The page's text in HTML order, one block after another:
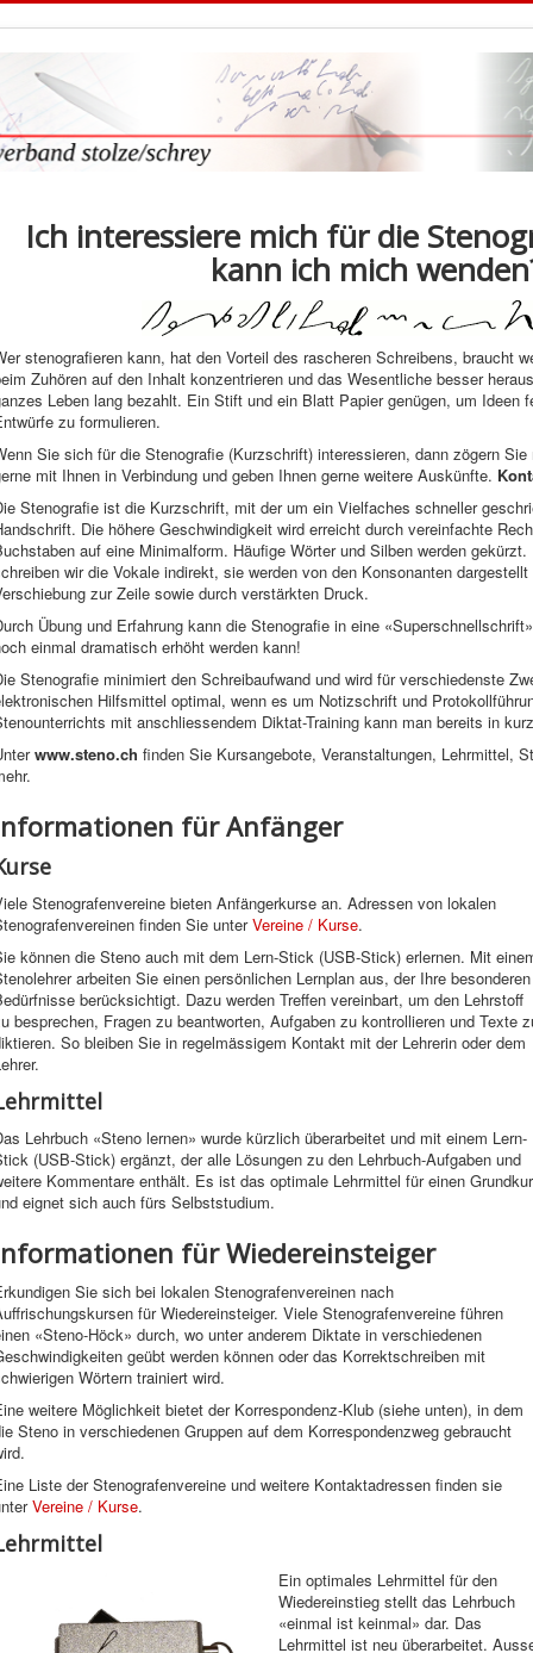
Ich interessiere mich für die
kann ich mich
stenografieren kann, hat den Vorteil des rascheren Schreibens, braucht
Zuhören auf den Inhalt konzentrieren und das Wesentliche besser
Leben lang bezahlt. Ein Stift und ein Blatt Papier genügen, um Ideen
zu formulieren.
Sie sich für die Stenografie (Kurzschrift) interessieren, dann zögern
mit Ihnen in Verbindung und geben Ihnen gerne weitere Auskünfte.
Stenografie ist die Kurzschrift, mit der um ein Vielfaches schneller
Die höhere Geschwindigkeit wird erreicht durch vereinfachte
auf eine Minimalform. Häufige Wörter und Silben werden
wir die Vokale indirekt, sie werden von den Konsonanten
zur Zeile sowie durch verstärkten Druck.
Übung und Erfahrung kann die Stenografie in eine
einmal dramatisch erhöht werden kann!
Stenografie minimiert den Schreibaufwand und wird für verschiedenste
Hilfsmittel optimal, wenn es um Notizschrift und
mit anschliessendem Diktat-Training kann man bereits in
www.steno.ch finden Sie Kursangebote, Veranstaltungen, Lehrmittel,
für Anfänger
Stenografenvereine bieten Anfängerkurse an. Adressen von lokalen
finden Sie unterVereine / Kurse.
können die Steno auch mit dem Lern-Stick (USB-Stick) erlernen. Mit
arbeiten Sie einen persönlichen Lernplan aus, der Ihre besonderen
berücksichtigt. Dazu werden Treffen vereinbart, um den Lehrstoff
besprechen, Fragen zu beantworten, Aufgaben zu kontrollieren und Texte
So bleiben Sie in regelmässigem Kontakt mit der Lehrerin oder dem
Lehrbuch «Steno lernen» wurde kürzlich überarbeitet und mit einem Lern-
(USB-Stick) ergänzt, der alle Lösungen zu den Lehrbuch-Aufgaben und
Kommentare enthält. Es ist das optimale Lehrmittel für einen
eignet sich auch fürs Selbststudium.
für Wiedereinsteiger
Sie sich bei lokalen Stenografenvereinen nach
für Wiedereinsteiger. Viele Stenografenvereine führen
«Steno-Höck» durch, wo unter anderem Diktate in verschiedenen
geübt werden können oder das Korrektschreiben mit
Wörtern trainiert wird.
weitere Möglichkeit bietet der Korrespondenz-Klub (siehe unten), in dem
Steno in verschiedenen Gruppen auf dem Korrespondenzweg gebraucht
Liste der Stenografenvereine und weitere Kontaktadressen finden sie
Vereine / Kurse.
Ein optimales Lehrmittel für den
Wiedereinstieg stellt das Lehrbuch
«einmal ist keinmal» dar. Das
Lehrmittel ist neu überarbeitet.